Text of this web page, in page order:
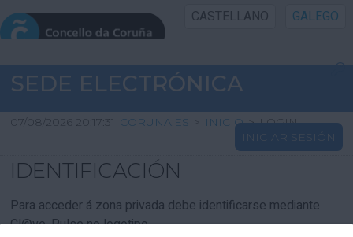
CASTELLANO GALEGO
INICIO SEDE
INICIO
INFORMACIÓN PÚBLICA
CARTAFOL CIDADÁN
SEDE ELECTRÓNICA
07/08/2026 20:17:31 CORUNA.ES > INICIO > LOGIN
INICIAR SESIÓN
IDENTIFICACIÓN
Para acceder á zona privada debe identificarse mediante
Cl@ve. Pulse no logotipo